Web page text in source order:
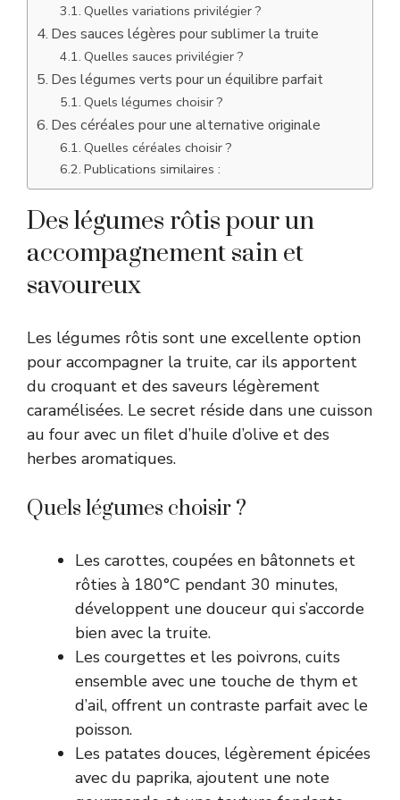
Quelles variations privilégier ?
Des sauces légères pour sublimer la truite
Quelles sauces privilégier ?
Des légumes verts pour un équilibre parfait
Quels légumes choisir ?
Des céréales pour une alternative originale
Quelles céréales choisir ?
Publications similaires :
Des légumes rôtis pour un
accompagnement sain et
savoureux
Les légumes rôtis sont une excellente option
pour accompagner la truite, car ils apportent
du croquant et des saveurs légèrement
caramélisées. Le secret réside dans une cuisson
au four avec un filet d’huile d’olive et des
herbes aromatiques.
Quels légumes choisir ?
Les carottes, coupées en bâtonnets et
rôties à 180°C pendant 30 minutes,
développent une douceur qui s’accorde
bien avec la truite.
Les courgettes et les poivrons, cuits
ensemble avec une touche de thym et
d’ail, offrent un contraste parfait avec le
poisson.
Les patates douces, légèrement épicées
avec du paprika, ajoutent une note